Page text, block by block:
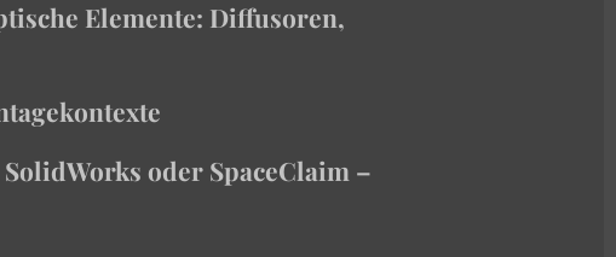
Elemente: Diffusoren,
oder SpaceClaim –